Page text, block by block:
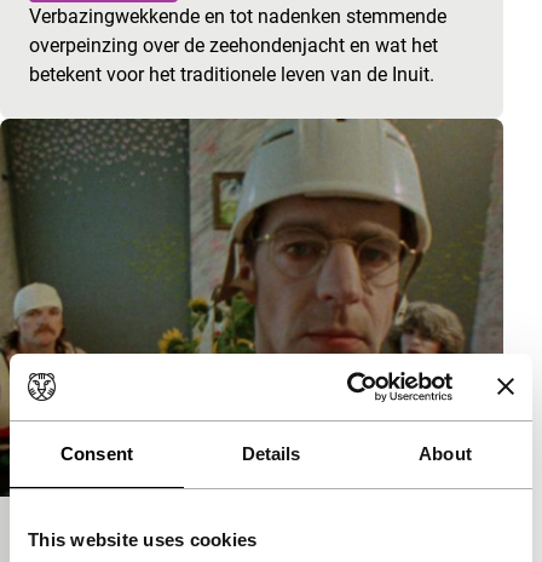
Consent Details About
This website uses cookies
Verbazingwekkende en tot nadenken stemmende
overpeinzing over de zeehondenjacht en wat het
betekent voor het traditionele leven van de Inuit.
Touring Holland by Bicycle